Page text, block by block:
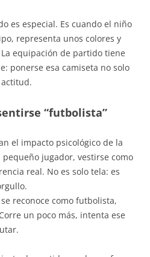
es especial. Es cuando el niño
representa unos colores y
equipación de partido tiene
ponerse esa camiseta no solo
“futbolista”
el impacto psicológico de la
jugador, vestirse como
real. No es solo tela: es
reconoce como futbolista,
un poco más, intenta ese